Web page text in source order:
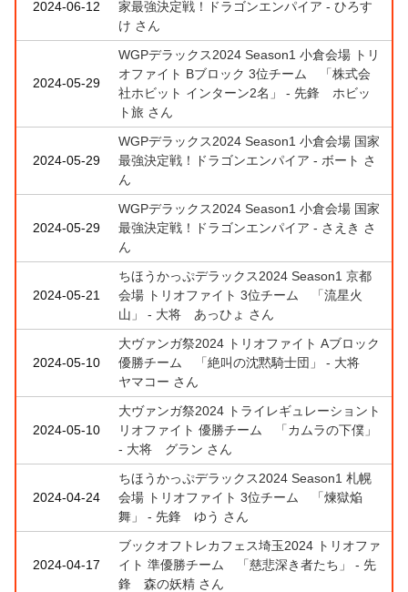
2024-06-12
家最強決定戦！ドラゴンエンパイア - ひろす
け さん
2024-05-29
WGPデラックス2024 Season1 小倉会場 トリ
オファイト Bブロック 3位チーム 「株式会
社ホビット インターン2名」 - 先鋒 ホビッ
ト旅 さん
2024-05-29
WGPデラックス2024 Season1 小倉会場 国家
最強決定戦！ドラゴンエンパイア - ボート さ
ん
2024-05-29
WGPデラックス2024 Season1 小倉会場 国家
最強決定戦！ドラゴンエンパイア - さえき さ
ん
2024-05-21
ちほうかっぷデラックス2024 Season1 京都
会場 トリオファイト 3位チーム 「流星火
山」 - 大将 あっひょ さん
2024-05-10
大ヴァンガ祭2024 トリオファイト Aブロック
優勝チーム 「絶叫の沈黙騎士団」 - 大将
ヤマコー さん
2024-05-10
大ヴァンガ祭2024 トライレギュレーショント
リオファイト 優勝チーム 「カムラの下僕」
- 大将 グラン さん
2024-04-24
ちほうかっぷデラックス2024 Season1 札幌
会場 トリオファイト 3位チーム 「煉獄焔
舞」 - 先鋒 ゆう さん
2024-04-17
ブックオフトレカフェス埼玉2024 トリオファ
イト 準優勝チーム 「慈悲深き者たち」 - 先
鋒 森の妖精 さん